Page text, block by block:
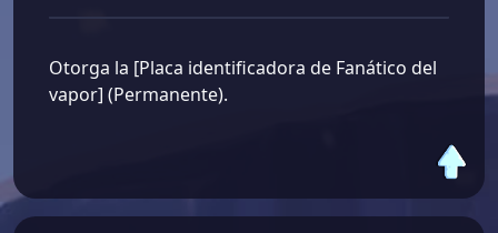
Otorga la [Placa identificadora de Fanático del
vapor] (Permanente).